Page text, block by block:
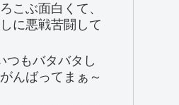
こぶ面白くて、
に悪戦苦闘して
つもバタバタし
んばってまぁ～